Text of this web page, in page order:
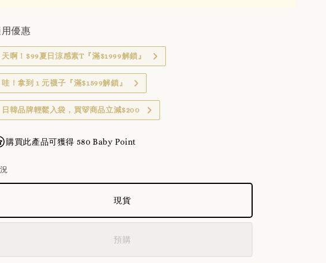
優惠
天啊！$99夏日涼感素T『滿$1999解鎖』
哇！拿到 1 元襪子『滿$1599解鎖』
日韓品牌輕鬆入袋，買🐻商品立減$200
購買此產品可獲得 580 Baby Point
現貨
預購